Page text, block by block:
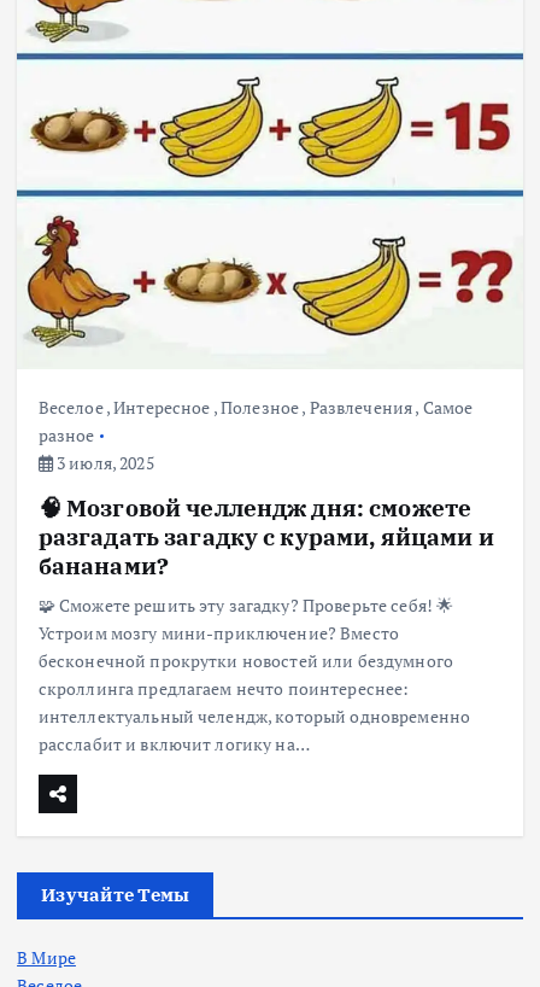
Веселое,Интересное ,Полезное, Развлечения, Самое
разное
3 июля, 2025
🧠 Мозговой челлендж дня: сможете
разгадать загадку с курами, яйцами и
бананами?
🧩 Сможете решить эту загадку? Проверьте себя! 🌟
Устроим мозгу мини-приключение? Вместо
бесконечной прокрутки новостей или бездумного
скроллинга предлагаем нечто поинтереснее:
интеллектуальный челендж, который одновременно
расслабит и включит логику на…
Изучайте Темы
В Мире